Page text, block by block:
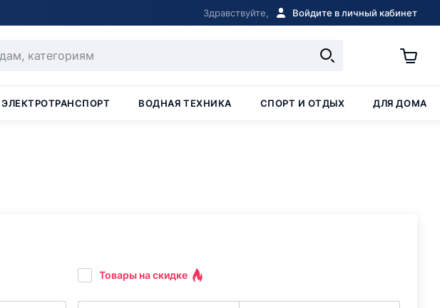
Здравствуйте, Войдите в личный кабинет
ЭЛЕКТРОТРАНСПОРТ ВОДНАЯ ТЕХНИКА СПОРТ И ОТДЫХ ДЛЯ ДОМА
Товары на скидке